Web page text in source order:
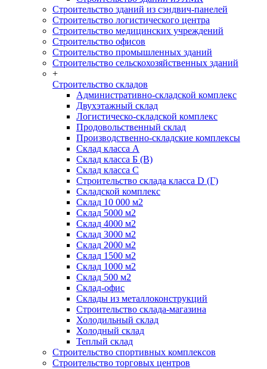
Строительство зданий из сэндвич-панелей
Строительство логистического центра
Строительство медицинских учреждений
Строительство офисов
Строительство промышленных зданий
Строительство сельскохозяйственных зданий
+
Строительство складов
Административно-складской комплекс
Двухэтажный склад
Логистическо-складской комплекс
Продовольственный склад
Производственно-складские комплексы
Склад класса А
Склад класса Б (B)
Склад класса С
Строительство склада класса D (Г)
Складской комплекс
Склад 10 000 м2
Склад 5000 м2
Склад 4000 м2
Склад 3000 м2
Склад 2000 м2
Склад 1500 м2
Склад 1000 м2
Склад 500 м2
Склад-офис
Склады из металлоконструкций
Строительство склада-магазина
Холодильный склад
Холодный склад
Теплый склад
Строительство спортивных комплексов
Строительство торговых центров